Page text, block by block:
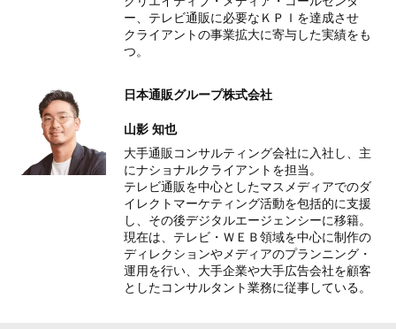
ー、テレビ通販に必要なＫＰＩを達成させ
クライアントの事業拡大に寄与した実績をも
つ。
日本通販グループ株式会社
山影 知也
大手通販コンサルティング会社に入社し、主
にナショナルクライアントを担当。
テレビ通販を中心としたマスメディアでのダ
イレクトマーケティング活動を包括的に支援
し、その後デジタルエージェンシーに移籍。
現在は、テレビ・ＷＥＢ領域を中心に制作の
ディレクションやメディアのプランニング・
運用を行い、大手企業や大手広告会社を顧客
としたコンサルタント業務に従事している。